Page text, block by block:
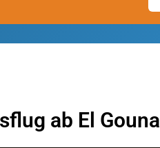
ab El Gouna